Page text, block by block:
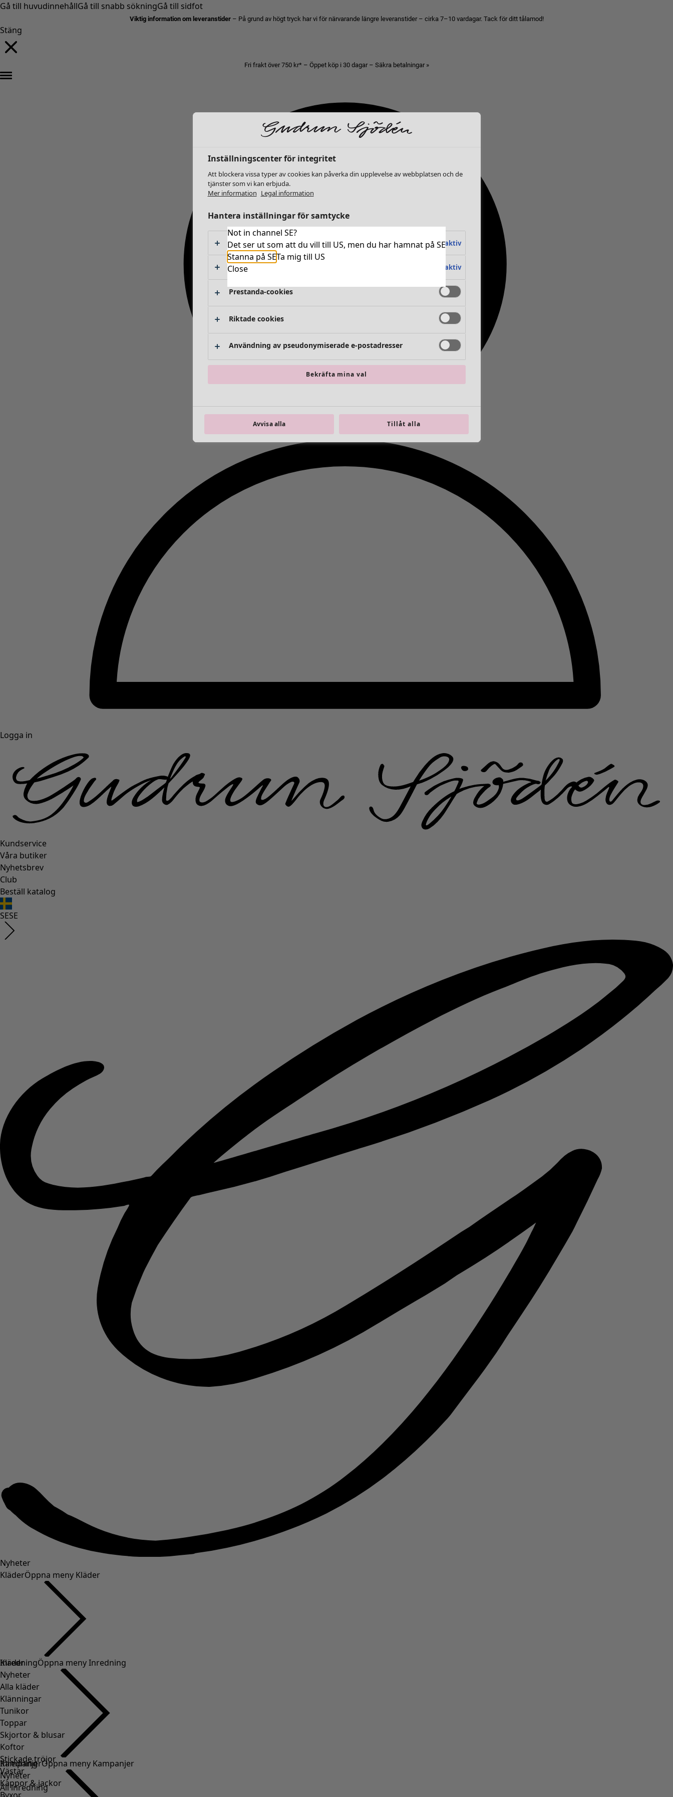
Gå till huvudinnehållGå till snabb sökningGå till sidfot
Viktig information om leveranstider – På grund av högt tryck har vi för närvarande längre leveranstider – cirka 7–10 vardagar. Tack för ditt tålamod!
Stäng
Fri frakt över 750 kr* – Öppet köp i 30 dagar – Säkra betalningar »
Logga in
Kundservice
Våra butiker
Nyhetsbrev
Club
Beställ katalog
SESE
Nyheter
KläderÖppna meny Kläder
Kläder
Nyheter
Alla kläder
Klänningar
Tunikor
Toppar
Skjortor & blusar
Koftor
Stickade tröjor
Västar
Kappor & jackor
InredningÖppna meny Inredning
Inredning
Nyheter
All inredning
KampanjerÖppna meny Kampanjer
Not in channel SE?
Det ser ut som att du vill till US, men du har hamnat på SE
Stanna på SETa mig till US
Close
Inställningscenter för integritet
Att blockera vissa typer av cookies kan påverka din upplevelse av webbplatsen och de
tjänster som vi kan erbjuda.
Mer information Legal information
Hantera inställningar för samtycke
Absolut nödvändiga cookies Alltid aktiv
Funktionella cookies Alltid aktiv
Prestanda-cookies
Riktade cookies
Användning av pseudonymiserade e-postadresser
Bekräfta mina val
Avvisa alla Tillåt alla